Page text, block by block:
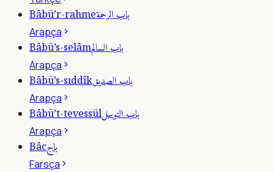
Bâbü’r-rahmeباب الرحمة
Arapça
Bâbü’s-selâmباب السالم
Arapça
Bâbü’s-sıddîkباب الصديق
Arapça
Bâbü’t-tevessülباب التوسل
Arapça
Bâcباج
Farsça